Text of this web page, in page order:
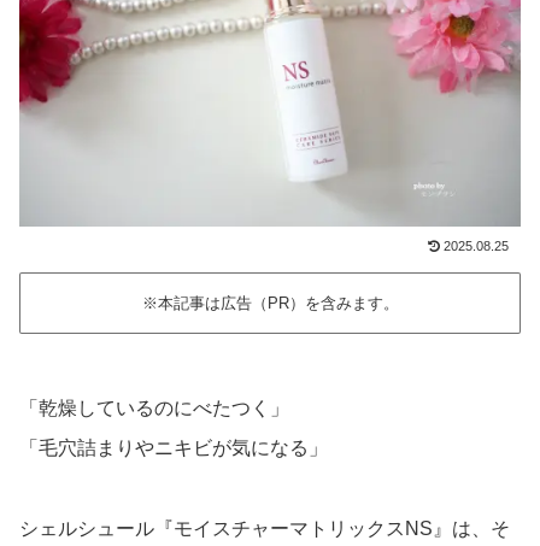
2025.08.25
※本記事は広告（PR）を含みます。
「乾燥しているのにべたつく」
「毛穴詰まりやニキビが気になる」
シェルシュール『モイスチャーマトリックスNS』は、そ